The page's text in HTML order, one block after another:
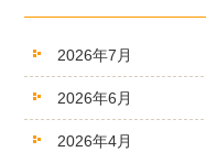
2026年7月
2026年6月
2026年4月